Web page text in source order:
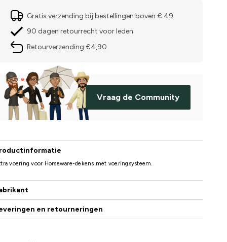
Gratis verzending bij bestellingen boven € 49
90 dagen retourrecht voor leden
Retourverzending €4,90
Vraag de Community
voering voor Horseware-dekens met voeringsysteem.
en retourneringen